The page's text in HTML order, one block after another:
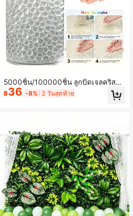
5000ชิ้น/100000ชิ้น ลูกปัดเจลคริสตัล
เหมาะสำหรับเติมแจกัน เทียนลอย ศูนย์
กลางงานแต่งงาน พืช และตกแต่งบ้าน
฿36 -8% 2 วันสุดท้าย